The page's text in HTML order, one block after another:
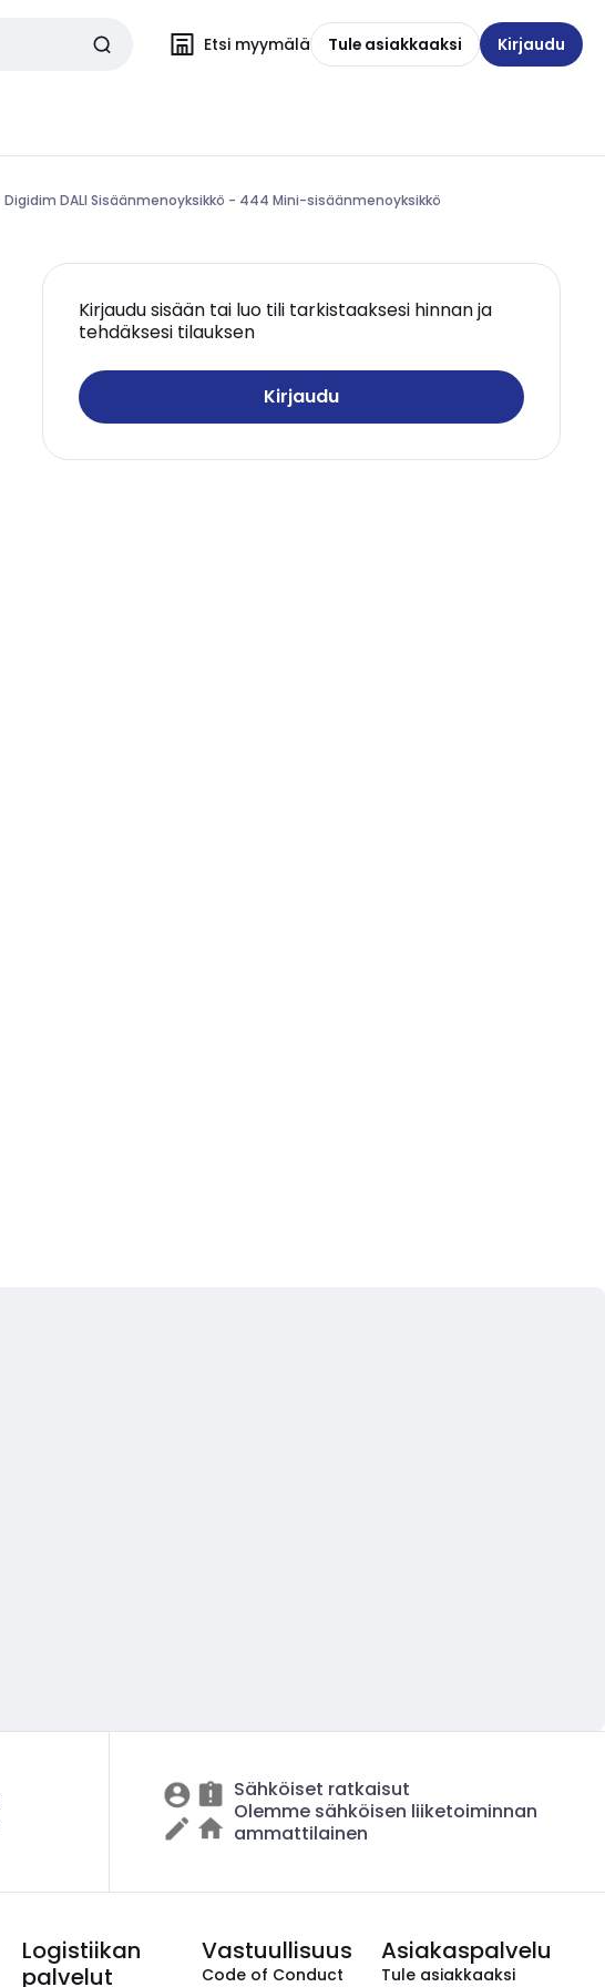
Etsi myymälä Tule asiakkaaksi Kirjaudu
Digidim DALI Sisäänmenoyksikkö - 444 Mini-sisäänmenoyksikkö
Kirjaudu sisään tai luo tili tarkistaaksesi hinnan ja
tehdäksesi tilauksen
Kirjaudu
Sähköiset ratkaisut
Olemme sähköisen liiketoiminnan
ammattilainen
Logistiikan
palvelut
Vastuullisuus
Code of Conduct
Asiakaspalvelu
Tule asiakkaaksi